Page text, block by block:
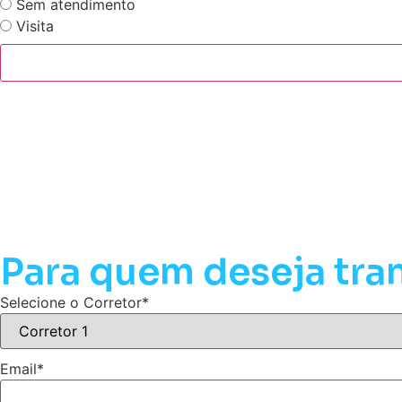
Sem atendimento
Visita
Para quem deseja
Selecione o Corretor*
Email*